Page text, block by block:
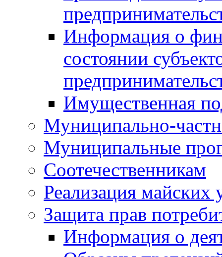
Информация о
состоянии
Имущественная
Муниципально-
Муниципальные
Соотечественникам
Реализация майских
Защита прав
Информация о